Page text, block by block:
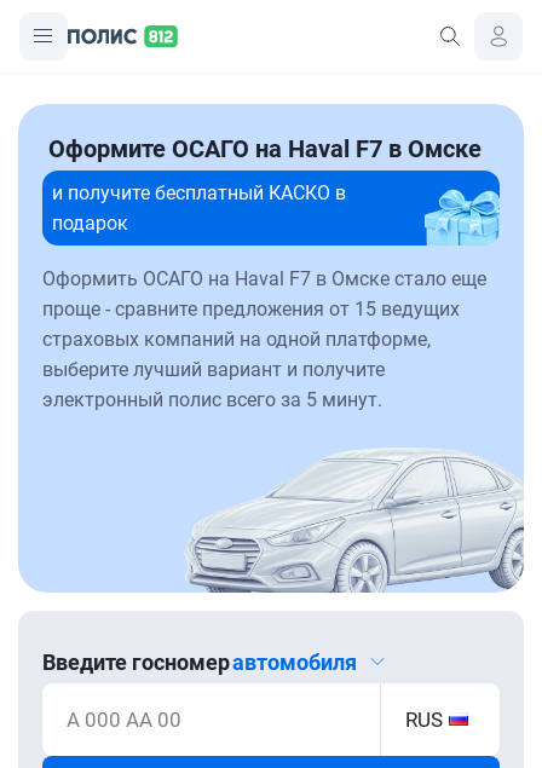
Оформите ОСАГО на Haval F7 в Омске
и получите бесплатный КАСКО в
подарок
Оформить ОСАГО на Haval F7 в Омске стало еще
проще - сравните предложения от 15 ведущих
страховых компаний на одной платформе,
выберите лучший вариант и получите
электронный полис всего за 5 минут.
Введите госномеравтомобиля
А 000 АА 00 RUS